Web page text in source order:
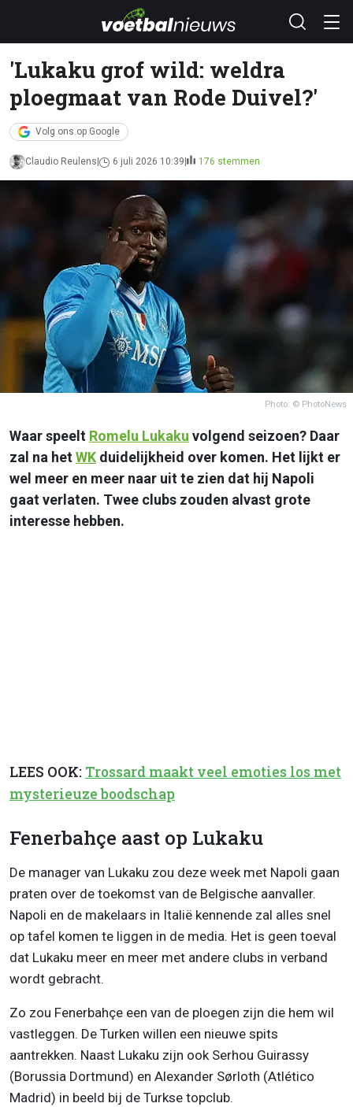
'Lukaku grof wild: weldra
ploegmaat van Rode Duivel?'
Volg ons op Google
Claudio Reulens 6 juli 2026 10:39 176 stemmen
Photo: © PhotoNews
Waar speelt Romelu Lukaku volgend seizoen? Daar
zal na hetWK duidelijkheid over komen. Het lijkt er
wel meer en meer naar uit te zien dat hij Napoli
gaat verlaten. Twee clubs zouden alvast grote
interesse hebben.
LEES OOK: Trossard maakt veel emoties los met
mysterieuze boodschap
Fenerbahçe aast op Lukaku
De manager van Lukaku zou deze week met Napoli gaan
praten over de toekomst van de Belgische aanvaller.
Napoli en de makelaars in Italië kennende zal alles snel
op tafel komen te liggen in de media. Het is geen toeval
dat Lukaku meer en meer met andere clubs in verband
wordt gebracht.
Zo zou Fenerbahçe een van de ploegen zijn die hem wil
vastleggen. De Turken willen een nieuwe spits
aantrekken. Naast Lukaku zijn ook Serhou Guirassy
(Borussia Dortmund) en Alexander Sørloth (Atlético
Madrid) in beeld bij de Turkse topclub.